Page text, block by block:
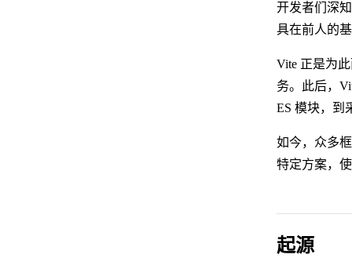
开发者们深
具在前人的
Vite 正是为
务。此后，
ES 模块，到
如今，众多
特定方案，
起源